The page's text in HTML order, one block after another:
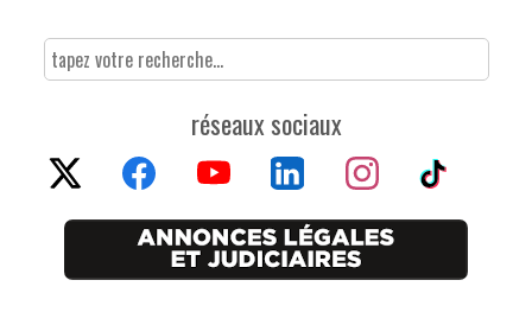
réseaux sociaux